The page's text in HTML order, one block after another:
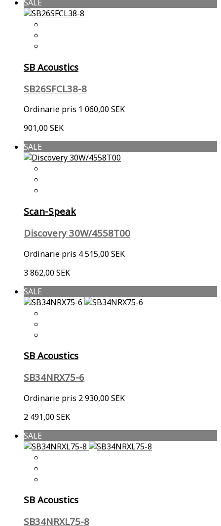
SALE
SB Acoustics
SB26SFCL38-8
Ordinarie pris 1 060,00 SEK
901,00 SEK
SALE
Scan-Speak
Discovery 30W/4558T00
Ordinarie pris 4 515,00 SEK
3 862,00 SEK
SALE
SB Acoustics
SB34NRX75-6
Ordinarie pris 2 930,00 SEK
2 491,00 SEK
SALE
SB Acoustics
SB34NRXL75-8